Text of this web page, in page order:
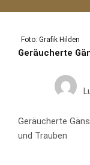
Foto: Grafik Hilden
Geräucherte
Geräucherte
und Trauben